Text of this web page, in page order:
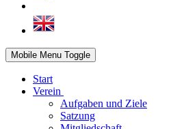
Mobile Menu Toggle
Start
Verein
Aufgaben und Ziele
Satzung